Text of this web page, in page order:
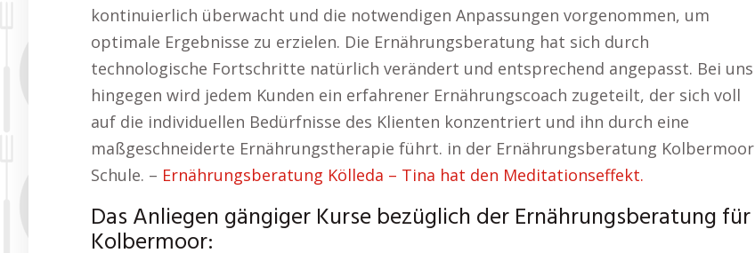
kontinuierlich überwacht und die notwendigen Anpassungen vorgenommen, um
optimale Ergebnisse zu erzielen. Die Ernährungsberatung hat sich durch
technologische Fortschritte natürlich verändert und entsprechend angepasst. Bei uns
hingegen wird jedem Kunden ein erfahrener Ernährungscoach zugeteilt, der sich voll
auf die individuellen Bedürfnisse des Klienten konzentriert und ihn durch eine
maßgeschneiderte Ernährungstherapie führt. in der Ernährungsberatung Kolbermoor
Schule. – Ernährungsberatung Kölleda – Tina hat den Meditationseffekt.
Das Anliegen gängiger Kurse bezüglich der Ernährungsberatung für
Kolbermoor: